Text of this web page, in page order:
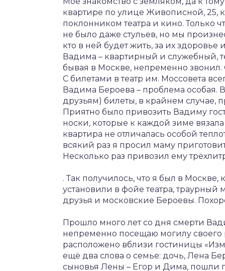
квартире по улице Живописной, 25,
поклонником театра и кино. Только
не было даже стульев, но мы
кто в ней будет жить, за их
Вадима – квартирный и служебный,
бывая в Москве, непременно звонил.
С билетами в театр им. Моссовета
Вадима Бероева – проблема особая.
друзьям) билеты, в крайнем случае,
Приятно было привозить Вадиму
носки, которые к каждой зиме
квартира не отличалась особой
всякий раз я просил маму
Несколько раз привозил ему
. Так получилось, что я был в
установили в фойе театра,
друзья и московские Бероевы.
Прошло много лет со дня смерти
непременно посещаю могилу
расположено вблизи гостиницы
ещё два слова о семье: дочь, Лена
сыновья Лены – Егор и Дима, пошли